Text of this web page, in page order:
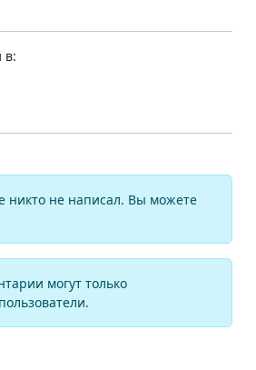
в:
никто не написал. Вы можете
могут только